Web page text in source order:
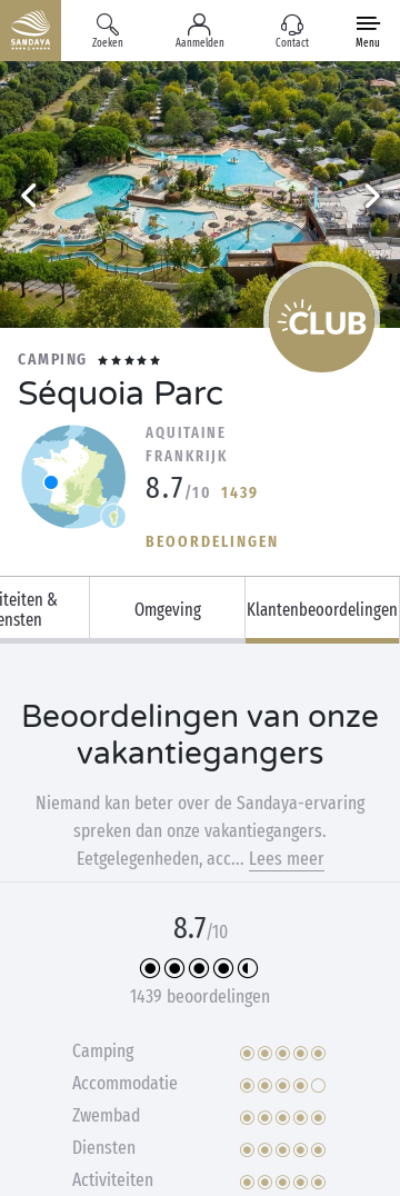
Zoeken Aanmelden Contact Menu
CAMPING
Séquoia Parc
AQUITAINE
FRANKRIJK
8.7/10 1439
BEOORDELINGEN
&
Omgeving Klantenbeoordelingen
Beoordelingen van onze
vakantiegangers
Niemand kan beter over de Sandaya-ervaring
spreken dan onze vakantiegangers.
Eetgelegenheden, acc... Lees meer
8.7/10
1439 beoordelingen
Camping
Accommodatie
Zwembad
Diensten
Activiteiten